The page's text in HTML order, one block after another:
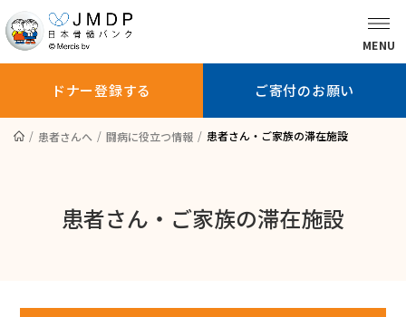
MENU
ドナー登録する ご寄付のお願い
患者さんへ 闘病に役立つ情報 患者さん・ご家族の滞在施設
患者さん・ご家族の滞在施設